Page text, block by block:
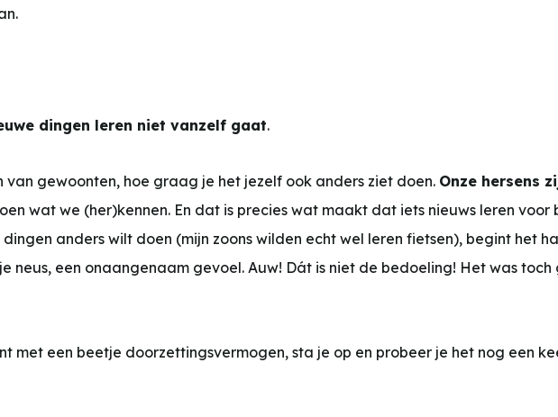
dingen leren niet vanzelf gaat.
gewoonten, hoe graag je het jezelf ook anders ziet doen. Onze hersens
wat we (her)kennen. En dat is precies wat maakt dat iets nieuws leren voor
anders wilt doen (mijn zoons wilden echt wel leren fietsen), begint het
neus, een onaangenaam gevoel. Auw! Dát is niet de bedoeling! Het was toch
met een beetje doorzettingsvermogen, sta je op en probeer je het nog een